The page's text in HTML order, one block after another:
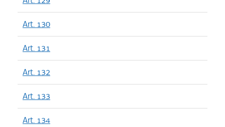
Art. 130
Art. 131
Art. 132
Art. 133
Art. 134